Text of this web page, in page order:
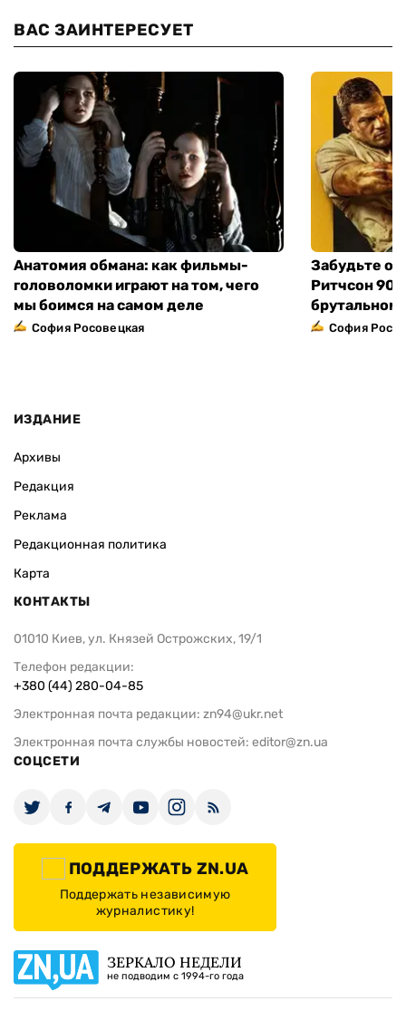
ВАС ЗАИНТЕРЕСУЕТ
Анатомия обмана: как фильмы-
головоломки играют на том, чего
мы боимся на самом деле
София Росовецкая
Забудьте о
Ритчсон 90
брутальном
София
ИЗДАНИЕ
Архивы
Редакция
Реклама
Редакционная политика
Карта
КОНТАКТЫ
01010 Киев, ул. Князей Острожских, 19/1
Телефон редакции:
+380 (44) 280-04-85
Электронная почта редакции: zn94@ukr.net
Электронная почта службы новостей: editor@zn.ua
СОЦСЕТИ
ПОДДЕРЖАТЬ ZN.UA
Поддержать независимую
журналистику!
ЗЕРКАЛО НЕДЕЛИ
не подводим с 1994-го года